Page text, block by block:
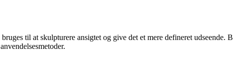
til at skulpturere ansigtet og give det et mere defineret udseende.